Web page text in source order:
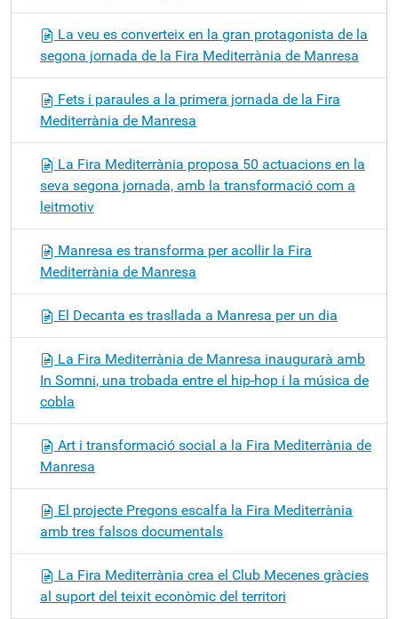
La veu es converteix en la gran protagonista de la
segona jornada de la Fira Mediterrània de Manresa
Fets i paraules a la primera jornada de la Fira
Mediterrània de Manresa
La Fira Mediterrània proposa 50 actuacions en la
seva segona jornada, amb la transformació com a
leitmotiv
Manresa es transforma per acollir la Fira
Mediterrània de Manresa
El Decanta es trasllada a Manresa per un dia
La Fira Mediterrània de Manresa inaugurarà amb
In Somni, una trobada entre el hip-hop i la música de
cobla
Art i transformació social a la Fira Mediterrània de
Manresa
El projecte Pregons escalfa la Fira Mediterrània
amb tres falsos documentals
La Fira Mediterrània crea el Club Mecenes gràcies
al suport del teixit econòmic del territori